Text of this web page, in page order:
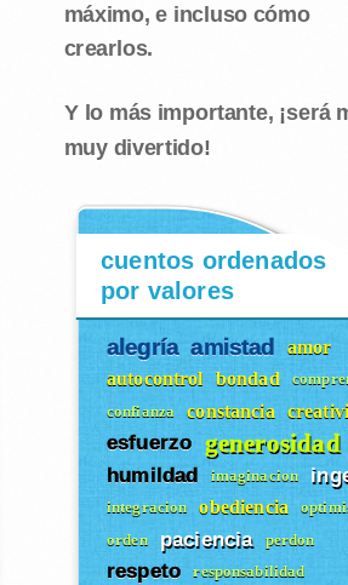
máximo, e incluso cómo
crearlos.
Y lo más importante, ¡será
muy divertido!
cuentos ordenados
por valores
alegría amistad amor
autocontrol bondad
confianza constancia
esfuerzo generosidad
humildad imaginacion
integracion obediencia
orden paciencia perdon
respeto responsabilidad